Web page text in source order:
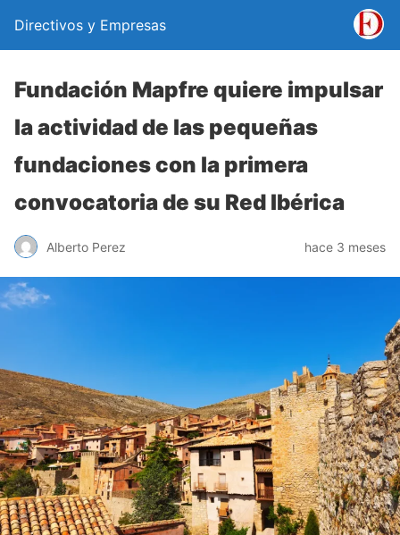
Directivos y Empresas
Fundación Mapfre quiere impulsar
la actividad de las pequeñas
fundaciones con la primera
convocatoria de su Red Ibérica
Alberto Perez hace 3 meses